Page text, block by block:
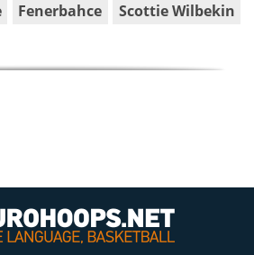
Fenerbahce Scottie Wilbekin